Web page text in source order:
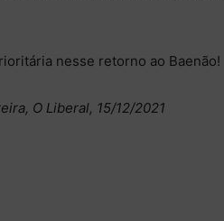
nesse retorno ao Baenão!
O Liberal, 15/12/2021